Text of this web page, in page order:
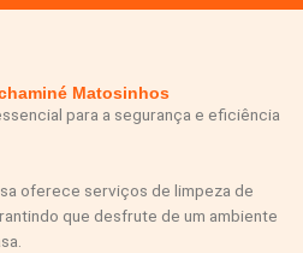
Matosinhos​
para a segurança e eficiência
oferece serviços de limpeza de
que desfrute de um ambiente